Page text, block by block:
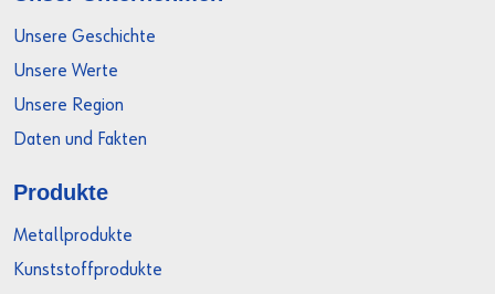
Unsere Geschichte
Unsere Werte
Unsere Region
Daten und Fakten
Produkte
Metallprodukte
Kunststoffprodukte